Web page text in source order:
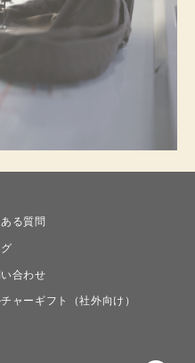
る質問
合わせ
ャーギフト（社外向け）